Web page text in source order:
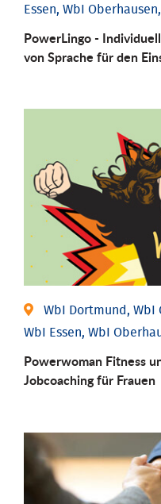
Essen, WbI
PowerLingo -
von Sprache für den
WbI Dortmund, WbI
WbI Essen, WbI
Powerwoman Fitness
Job­coaching für Frauen